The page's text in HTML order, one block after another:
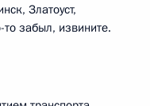
Златоуст,
то забыл, извините.